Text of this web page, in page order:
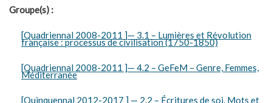
Groupe(s) :
[Quadriennal 2008-2011 ]— 3.1 – Lumières et Révolution
française : processus de civilisation (1750-1850)
[Quadriennal 2008-2011 ]— 4.2 – GeFeM – Genre, Femmes,
Méditerranée
[Quinquennal 2012-2017 ] — 2.2 – Écritures de soi. Mots et